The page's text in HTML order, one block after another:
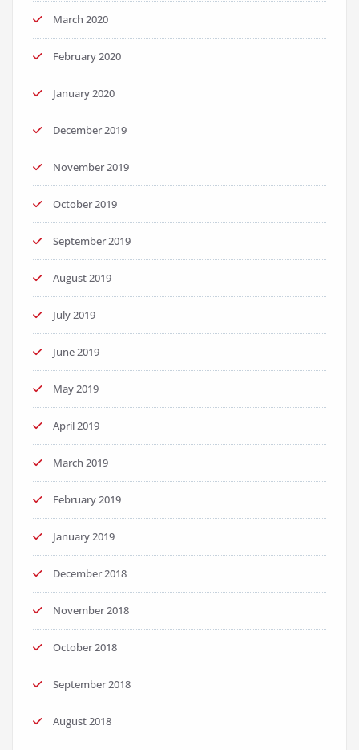
March 2020
February 2020
January 2020
December 2019
November 2019
October 2019
September 2019
August 2019
July 2019
June 2019
May 2019
April 2019
March 2019
February 2019
January 2019
December 2018
November 2018
October 2018
September 2018
August 2018